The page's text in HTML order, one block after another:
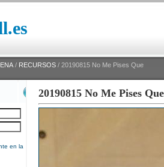
/ RECURSOS / 20190815 No Me Pises Que
en la
20190815 No Me Pises